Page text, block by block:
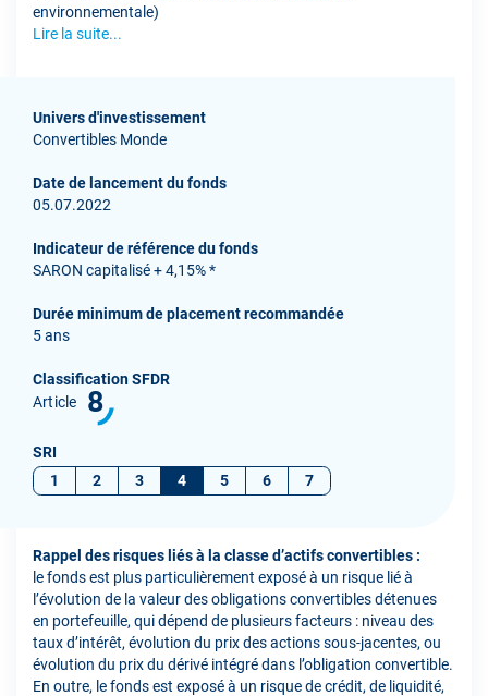
environnementale)
Lire la suite...
Univers d'investissement
Convertibles Monde
Date de lancement du fonds
05.07.2022
Indicateur de référence du fonds
SARON capitalisé + 4,15% *
Durée minimum de placement recommandée
5 ans
Classification SFDR
Article
8
SRI
1
2 3 4 5 6 7
Rappel des risques liés à la classe d’actifs convertibles :
le fonds est plus particulièrement exposé à un risque lié à
l’évolution de la valeur des obligations convertibles détenues
en portefeuille, qui dépend de plusieurs facteurs : niveau des
taux d’intérêt, évolution du prix des actions sous-jacentes, ou
évolution du prix du dérivé intégré dans l’obligation convertible.
En outre, le fonds est exposé à un risque de crédit, de liquidité,